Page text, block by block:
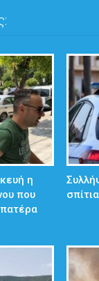
η
που